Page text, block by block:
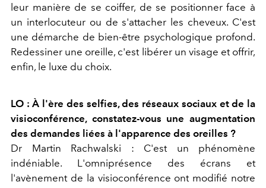
leur manière de se coiffer, de se positionner face à
un interlocuteur ou de s'attacher les cheveux. C'est
une démarche de bien-être psychologique profond.
Redessiner une oreille, c'est libérer un visage et offrir,
enfin, le luxe du choix.
LO : À l'ère des selfies, des réseaux sociaux et de la
visioconférence, constatez-vous une augmentation
des demandes liées à l'apparence des oreilles ?
Dr Martin Rachwalski : C'est un phénomène
indéniable. L'omniprésence des écrans et
l'avènement de la visioconférence ont modifié notre